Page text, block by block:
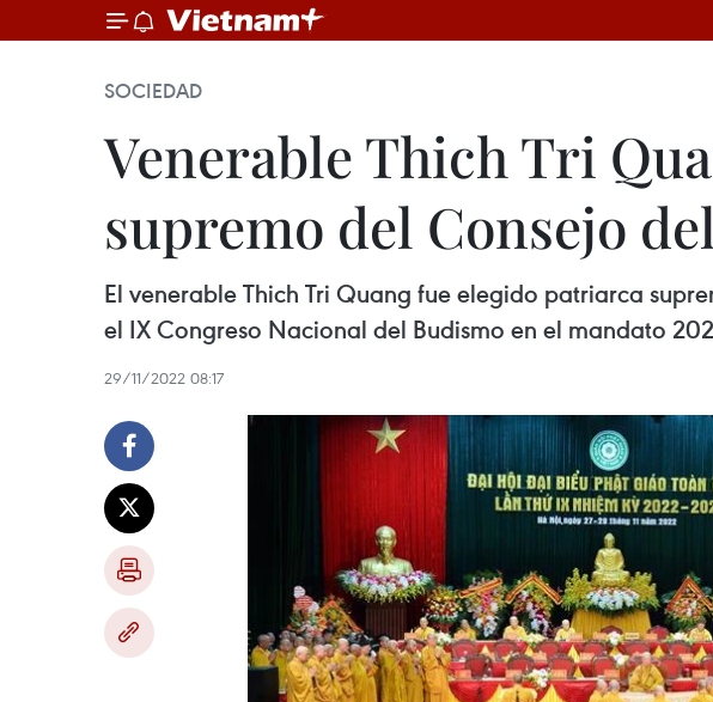
SOCIEDAD
Venerable Thich Tri
supremo del Consejo
El venerable Thich Tri Quang fue elegido patriarca
el IX Congreso Nacional del Budismo en el mandato
29/11/2022 08:17